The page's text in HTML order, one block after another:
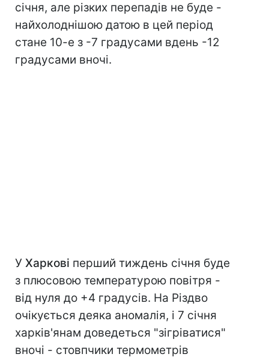
січня, але різких перепадів не буде -
найхолоднішою датою в цей період
стане 10-е з -7 градусами вдень -12
градусами вночі.
У Харкові перший тиждень січня буде
з плюсовою температурою повітря -
від нуля до +4 градусів. На Різдво
очікується деяка аномалія, і 7 січня
харків'янам доведеться "зігріватися"
вночі - стовпчики термометрів